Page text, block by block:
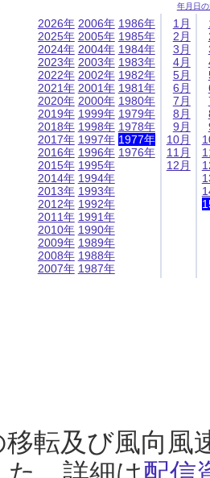
年月日
2026年
2025年
2024年
2023年
2022年
2021年
2020年
2019年
2018年
2017年
2016年
2015年
2014年
2013年
2012年
2011年
2010年
2009年
2008年
2007年
2006年
2005年
2004年
2003年
2002年
2001年
2000年
1999年
1998年
1997年
1996年
1995年
1994年
1993年
1992年
1991年
1990年
1989年
1988年
1987年
1986年
1985年
1984年
1983年
1982年
1981年
1980年
1979年
1978年
1977年
1976年
1月
2月
3月
4月
5月
6月
7月
8月
9月
10月
11月
12月
転及び風向風